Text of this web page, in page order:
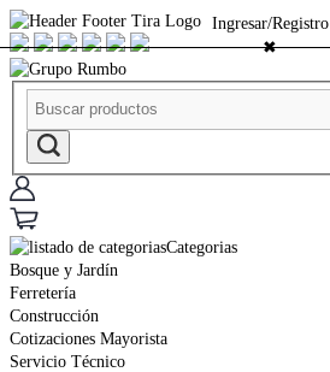
Categorias
Bosque y Jardín
Ferretería
Construcción
Cotizaciones Mayorista
Servicio Técnico
Ingresar/Registro
✖